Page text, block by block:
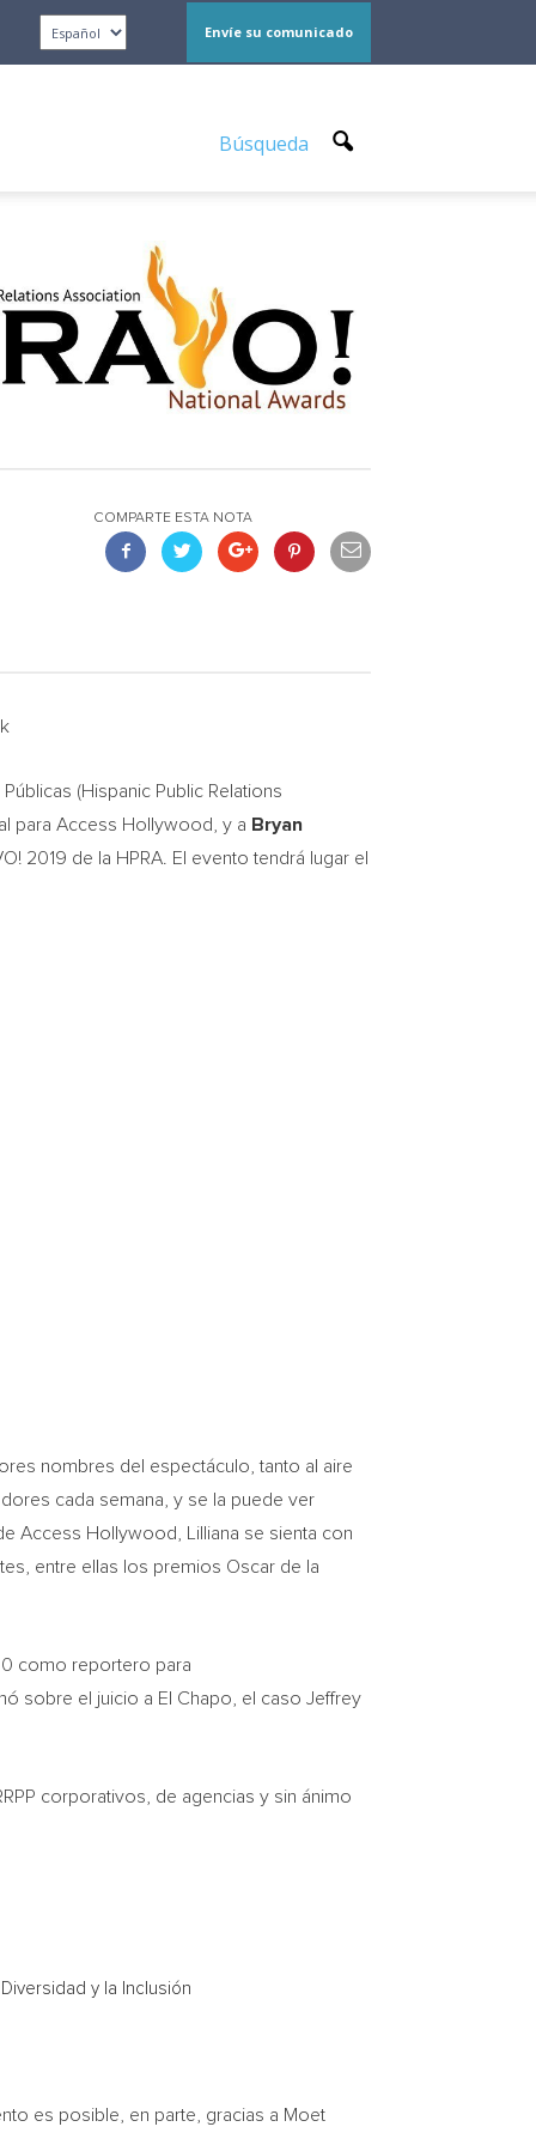
Envíe su comunicado
Búsqueda
COMPARTE ESTA NOTA
(Hispanic Public Relations
para Access Hollywood, y a Bryan
2019 de la HPRA. El evento tendrá lugar el
nombres del espectáculo, tanto al aire
cada semana, y se la puede ver
Access Hollywood, Lilliana se sienta con
entre ellas los premios Oscar de la
como reportero para
sobre el juicio a El Chapo, el caso Jeffrey
corporativos, de agencias y sin ánimo
y la Inclusión
es posible, en parte, gracias a Moet